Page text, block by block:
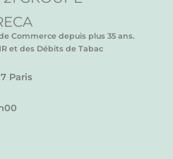
Commerce depuis plus 35 ans.
et des Débits de Tabac
Paris